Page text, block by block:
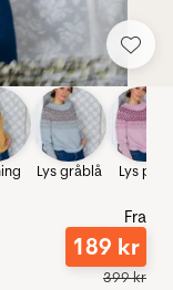
Lys gråblå Lys pink
Fra
189 kr
399kr